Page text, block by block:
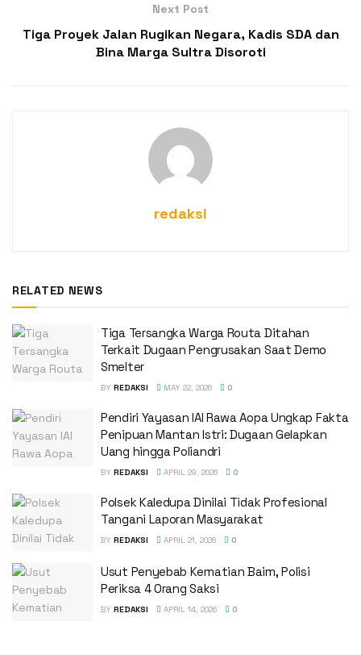
Next Post
Tiga Proyek Jalan Rugikan Negara, Kadis SDA dan
Bina Marga Sultra Disoroti
redaksi
RELATED NEWS
Tiga Tersangka Warga Routa Ditahan
Terkait Dugaan Pengrusakan Saat Demo
Smelter
BY REDAKSI MAY 22, 2026 0
Pendiri Yayasan IAI Rawa Aopa Ungkap Fakta
Penipuan Mantan Istri: Dugaan Gelapkan
Uang hingga Poliandri
BY REDAKSI APRIL 29, 2026 0
Polsek Kaledupa Dinilai Tidak Profesional
Tangani Laporan Masyarakat
BY REDAKSI APRIL 21, 2026 0
Usut Penyebab Kematian Baim, Polisi
Periksa 4 Orang Saksi
BY REDAKSI APRIL 14, 2026 0